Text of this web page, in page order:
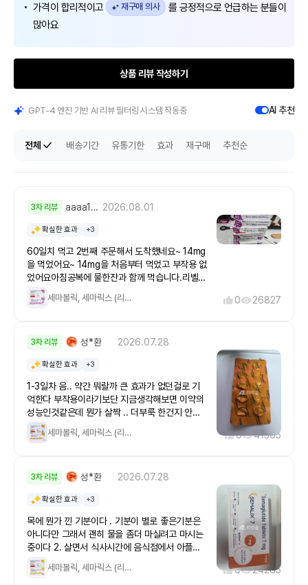
가격이 합리적이고
재구매 의사
를 긍정적으로 언급하는 분들이
많아요
상품 리뷰 작성하기
GPT-4 엔진 기반 AI 리뷰 필터링 시스템 작동중
전체 배송기간 유통기한 효과 재구매 추천순
AI 추천
3차 리뷰 aaaa1*** 2026.08.01
확실한 효과 +3
60일치 먹고 2번째 주문해서 도착했네요~ 14mg
을 먹었어요~ 14mg을 처음부터 먹었고 부작용 없
었어요아침공복에 물한잔과 함께 먹습니다.리벨서
스는 건강하게 살을 빼주는 약이네요.우선 인스턴
트식품이 안땡기구요. 그냥 밥이나 면도 하루 반공
치킨,떡볶이,라면,과자등등 이런것들이 전혀 먹고
니다.기운딸리거나 어지럽거나 힘들거나 그래서
다이어트 너무 힘들다가 아니구요.. 너무 건강하게
살이 빠지고 몸매선도 이쁘게 빠지는 중이네요~운
동안해요. 운동하는거 좋아하지않아서 그냥 숨쉬
기 운동합니다.요새 남편과 수영은 다니고 있습니
다. 아침에 50분씩 수영을 배우고있어요65kg대
데.. 몇년사이 과자와 야식 그리고 나이살로 인해
다 마지막으로 해보자 싶어서 해봤는데. 효과는 놀
먹으면 53kg는 되지 않을까 하는 기대를 하고 있
습니다.사실 체지방이 빠지니 몸이 날씬해져서 몸
무게보다 훨씬 더 빠진듯한 슬림한 느낌이 듭니다.
당뇨병치료제로 쓰인다고도 하던데. 이 약 개발하
신분 상드려야합니다. ㅎㅎㅎ효과를 보자하면 세
세마볼릭, 세마릭스 (리벨서스 제네릭) 14mg 0 26827
3차 리뷰 성*환 2026.07.28
확실한 효과 +3
1-3일차 음.. 약간 뭐랄까 큰 효과가 없던걸로 기
억한다 부작용이라기보단 지금생각해보면 이약의
성능인것같은데 뭔가 살짝 .. 더부룩 한건지 안한
건지 애매한..? 약간의 헛트름? 위고비에도 있는
것이니 .. 약성분같으니 당연한가 ​5-7일차 이때까
있었다 이런 더부룩함으로 식욕이 떨어지나 ?? 이
애초애 식욕이 크지않는 여성분이라면 이걸로 유
지가능할수도있다정도? 이지만.. 내가 여성의 식
욕을 과소평가하는것같아서 장담은 못하겠다
7mg는 확실할것같긴함 )​7-12일차 이때 부터 확
특히 밥을 먹고나면 되게 오래갔던걸로 기억함 다
세마볼릭, 세마릭스 (리벨서스 제네릭) 7mg 0 41305
3차 리뷰 성*환 2026.07.28
확실한 효과 +3
목에 뭔가 낀 기분이다 . 기분이 별로 좋은기분은
아니다만 그래서 괜히 물을 좀더 마실려고 마시는
중이다 ​2. 살면서 식사시간에 음식점에서 아플때
빼고 남겨본적이 없는데 좀 과하게 먹는다 싶으면
확실히 젓가락을 내려놓게 된다 이 약을 시작하게
세마볼릭, 세마릭스 (리벨서스 제네릭) 3mg 0 24265